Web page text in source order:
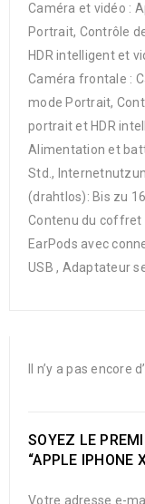
Caméra et vidéo :
Portrait, Contrôle
HDR intelligent et
Caméra frontale :
mode Portrait,
portrait et HDR
Alimentation et
Std.,
(drahtlos): Bis zu 16
Contenu du coffret
EarPods avec
USB , Adaptateur
Il n’y a pas encore
SOYEZ LE
“APPLE IPHONE
Votre adresse e-